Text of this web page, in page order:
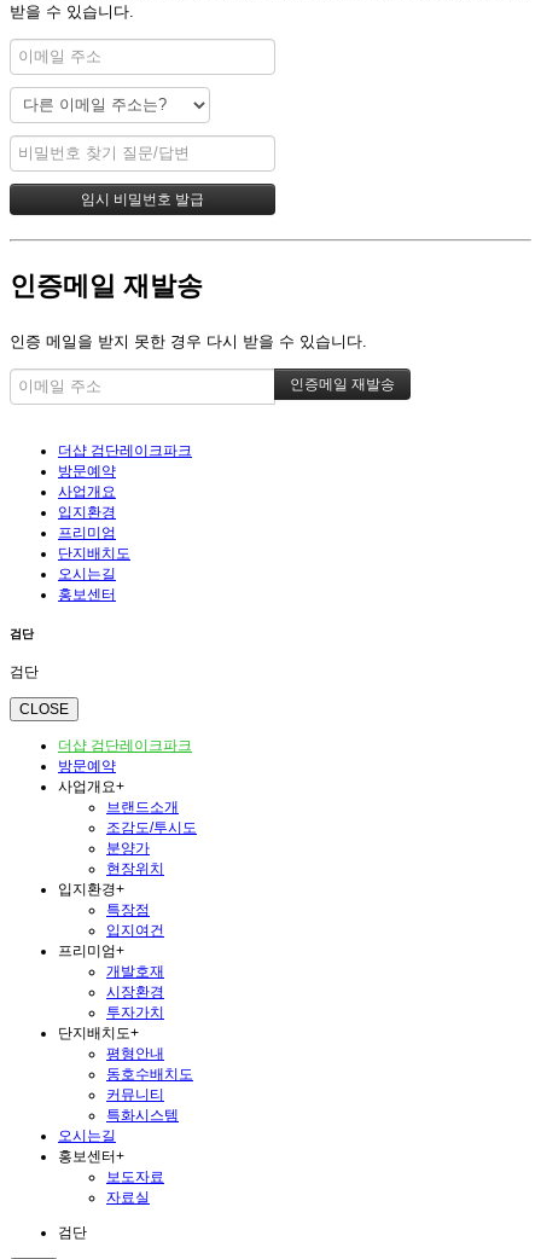
받을 수 있습니다.
인증메일 재발송
인증 메일을 받지 못한 경우 다시 받을 수 있습니다.
더샵 검단레이크파크
방문예약
사업개요
입지환경
프리미엄
단지배치도
오시는길
홍보센터
검단
검단
CLOSE
더샵 검단레이크파크
방문예약
사업개요+
브랜드소개
조감도/투시도
분양가
현장위치
입지환경+
특장점
입지여건
프리미엄+
개발호재
시장환경
투자가치
단지배치도+
평형안내
동호수배치도
커뮤니티
특화시스템
오시는길
홍보센터+
보도자료
자료실
검단